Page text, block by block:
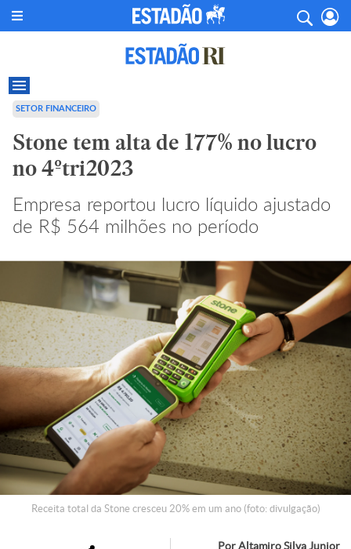
SETOR FINANCEIRO
Stone tem alta de 177% no lucro
no 4ºtri2023
Empresa reportou lucro líquido ajustado
de R$ 564 milhões no período
Receita total da Stone cresceu 20% em um ano (foto: divulgação)
Por Altamiro Silva Junior